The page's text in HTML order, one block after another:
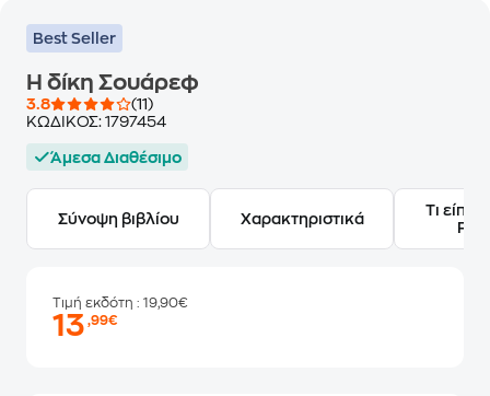
Best Seller
Η δίκη Σουάρεφ
3.8
(11)
ΚΩΔΙΚΟΣ: 1797454
Άμεσα Διαθέσιμο
Σύνοψη βιβλίου Χαρακτηριστικά
Τι
Τιμή εκδότη : 19,90€
13,99€